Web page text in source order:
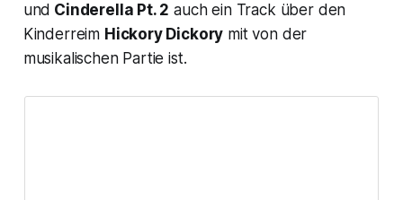
und Cinderella Pt. 2 auch ein Track über den
Kinderreim Hickory Dickory mit von der
musikalischen Partie ist.